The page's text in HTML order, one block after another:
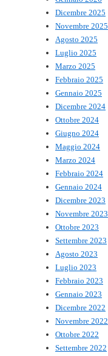
Dicembre 2025
Novembre 2025
Agosto 2025
Luglio 2025
Marzo 2025
Febbraio 2025
Gennaio 2025
Dicembre 2024
Ottobre 2024
Giugno 2024
Maggio 2024
Marzo 2024
Febbraio 2024
Gennaio 2024
Dicembre 2023
Novembre 2023
Ottobre 2023
Settembre 2023
Agosto 2023
Luglio 2023
Febbraio 2023
Gennaio 2023
Dicembre 2022
Novembre 2022
Ottobre 2022
Settembre 2022